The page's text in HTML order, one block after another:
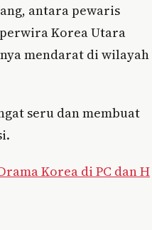
antara pewaris
Korea Utara
mendarat di wilayah
seru dan membuat
Korea di PC dan H